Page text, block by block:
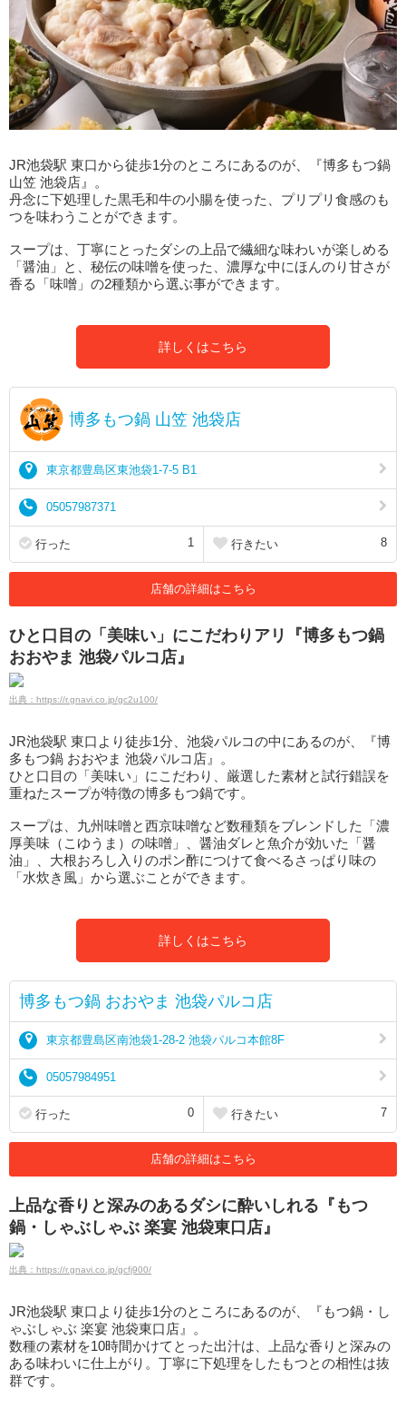
JR池袋駅 東口から徒歩1分のところにあるのが、『博多もつ鍋
山笠 池袋店』。
丹念に下処理した黒毛和牛の小腸を使った、プリプリ食感のも
つを味わうことができます。
スープは、丁寧にとったダシの上品で繊細な味わいが楽しめる
「醤油」と、秘伝の味噌を使った、濃厚な中にほんのり甘さが
香る「味噌」の2種類から選ぶ事ができます。
詳しくはこちら
博多もつ鍋 山笠 池袋店
東京都豊島区東池袋1-7-5 B1
05057987371
行った 1 行きたい 8
店舗の詳細はこちら
ひと口目の「美味い」にこだわりアリ『博多もつ鍋
おおやま 池袋パルコ店』
出典：https://r.gnavi.co.jp/gc2u100/
JR池袋駅 東口より徒歩1分、池袋パルコの中にあるのが、『博
多もつ鍋 おおやま 池袋パルコ店』。
ひと口目の「美味い」にこだわり、厳選した素材と試行錯誤を
重ねたスープが特徴の博多もつ鍋です。
スープは、九州味噌と西京味噌など数種類をブレンドした「濃
厚美味（こゆうま）の味噌」、醤油ダレと魚介が効いた「醤
油」、大根おろし入りのポン酢につけて食べるさっぱり味の
「水炊き風」から選ぶことができます。
詳しくはこちら
博多もつ鍋 おおやま 池袋パルコ店
東京都豊島区南池袋1-28-2 池袋パルコ本館8F
05057984951
行った 0 行きたい 7
店舗の詳細はこちら
上品な香りと深みのあるダシに酔いしれる『もつ
鍋・しゃぶしゃぶ 楽宴 池袋東口店』
出典：https://r.gnavi.co.jp/gcfj900/
JR池袋駅 東口より徒歩1分のところにあるのが、『もつ鍋・し
ゃぶしゃぶ 楽宴 池袋東口店』。
数種の素材を10時間かけてとった出汁は、上品な香りと深みの
ある味わいに仕上がり。丁寧に下処理をしたもつとの相性は抜
群です。